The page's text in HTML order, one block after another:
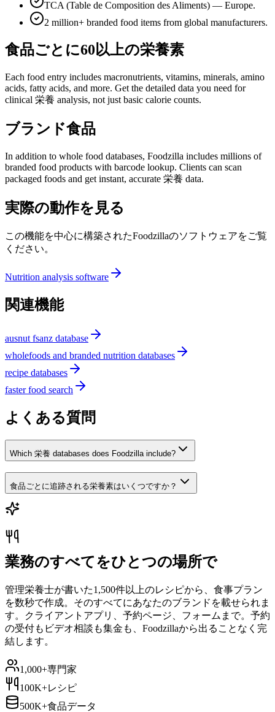
TCA (Table de Composition des Aliments) — Europe.
2 million+ branded food items from global manufacturers.
食品ごとに60以上の栄養素
Each food entry includes macronutrients, vitamins, minerals, amino
acids, fatty acids, and more. Get the detailed data you need for
clinical 栄養 analysis, not just basic calorie counts.
ブランド食品
In addition to whole food databases, Foodzilla includes millions of
branded food products with barcode lookup. Clients can scan
packaged foods and get instant, accurate 栄養 data.
実際の動作を見る
この機能を中心に構築されたFoodzillaのソフトウェアをご覧
ください。
Nutrition analysis software
関連機能
ausnut fsanz database
wholefoods and branded nutrition databases
recipe databases
faster food search
よくある質問
Which 栄養 databases does Foodzilla include?
食品ごとに追跡される栄養素はいくつですか？
業務のすべてをひとつの場所で
管理栄養士が書いた1,500件以上のレシピから、食事プラン
を数秒で作成。そのすべてにあなたのブランドを載せられま
す。クライアントアプリ、予約ページ、フォームまで。予約
の受付もビデオ相談も集金も、Foodzillaから出ることなく完
結します。
1,000+専門家
100K+レシピ
500K+食品データ